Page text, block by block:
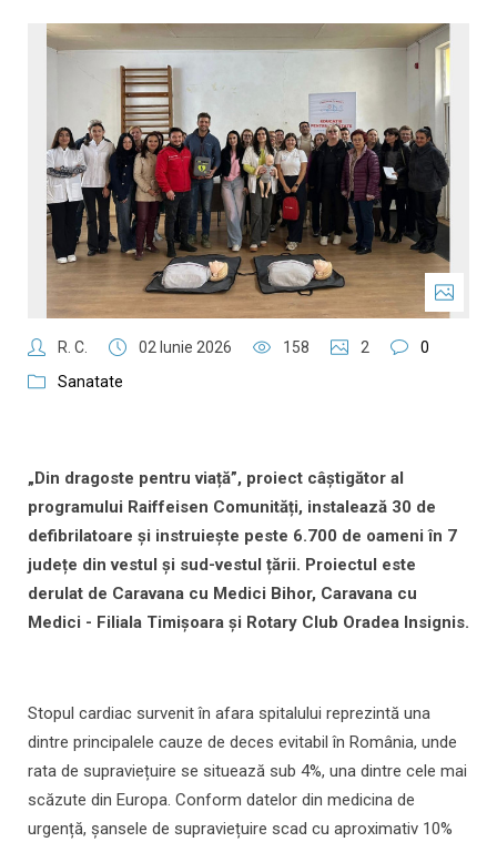
R. C. 02 Iunie 2026 158 2
0
Sanatate
„Din dragoste pentru viață”, proiect câștigător al
programului Raiffeisen Comunități, instalează 30 de
defibrilatoare și instruiește peste 6.700 de oameni în 7
județe din vestul și sud-vestul țării. Proiectul este
derulat de Caravana cu Medici Bihor, Caravana cu
Medici - Filiala Timișoara și Rotary Club Oradea Insignis.
Stopul cardiac survenit în afara spitalului reprezintă una
dintre principalele cauze de deces evitabil în România, unde
rata de supraviețuire se situează sub 4%, una dintre cele mai
scăzute din Europa. Conform datelor din medicina de
urgență, șansele de supraviețuire scad cu aproximativ 10%